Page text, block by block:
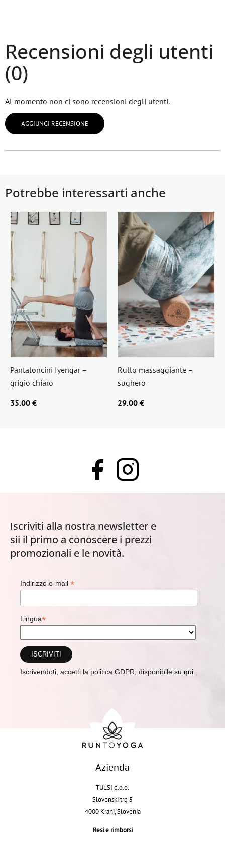
Recensioni degli utenti
(0)
Al momento non ci sono recensioni degli utenti.
AGGIUNGI RECENSIONE
Potrebbe interessarti anche
Pantaloncini Iyengar –
grigio chiaro
35.00 €
Rullo massaggiante –
sughero
29.00 €
Iscriviti alla nostra newsletter e
sii il primo a conoscere i prezzi
promozionali e le novità.
Indirizzo e-mail *
Lingua*
Iscrivendoti, accetti la politica GDPR, disponibile su qui
Azienda
TULSI d.o.o.
Slovenski trg 5
4000 Kranj, Slovenia
Resi e rimborsi